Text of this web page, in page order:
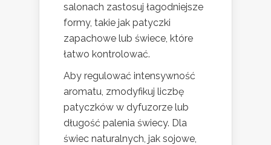
salonach zastosuj łagodniejsze
formy, takie jak patyczki
zapachowe lub świece, które
łatwo kontrolować.
Aby regulować intensywność
aromatu, zmodyfikuj liczbę
patyczków w dyfuzorze lub
długość palenia świecy. Dla
świec naturalnych, jak sojowe,